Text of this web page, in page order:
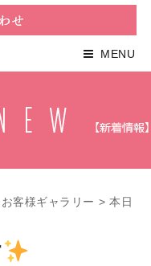
MENU
お客様ギャラリー > 本日